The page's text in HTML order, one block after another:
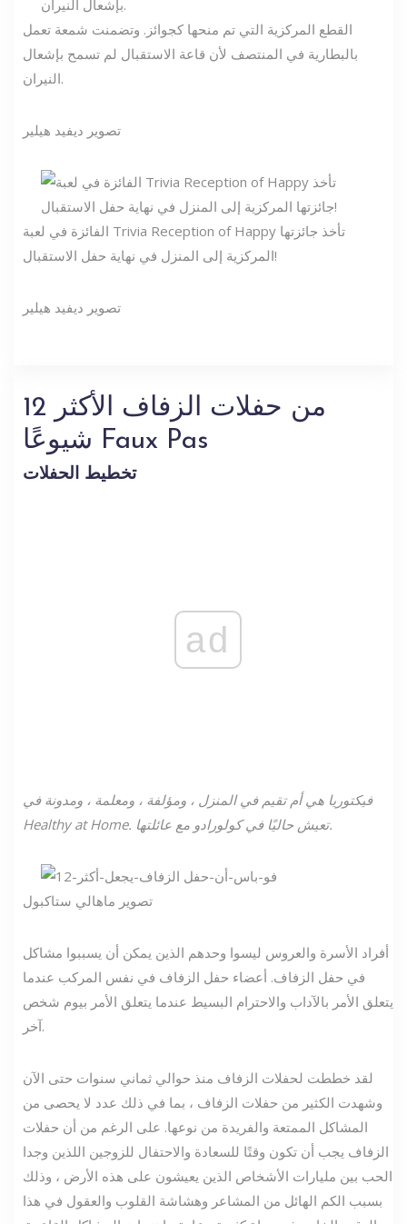
القطع المركزية التي تم منحها كجوائز. وتضمنت شمعة تعمل
بالبطارية في المنتصف لأن قاعة الاستقبال لم تسمح بإشعال
النيران.
تصوير ديفيد هيلير
الفائزة في لعبة Trivia Reception of Happy تأخذ جائزتها
المركزية إلى المنزل في نهاية حفل الاستقبال!
تصوير ديفيد هيلير
12 من حفلات الزفاف الأكثر
شيوعًا Faux Pas
تخطيط الحفلات
ad
فيكتوريا هي أم تقيم في المنزل ، ومؤلفة ، ومعلمة ، ومدونة في
Healthy at Home. تعيش حاليًا في كولورادو مع عائلتها.
تصوير ماهالي ستاكبول
أفراد الأسرة والعروس ليسوا وحدهم الذين يمكن أن يسببوا مشاكل
في حفل الزفاف. أعضاء حفل الزفاف في نفس المركب عندما
يتعلق الأمر بالآداب والاحترام البسيط عندما يتعلق الأمر بيوم شخص
آخر.
لقد خططت لحفلات الزفاف منذ حوالي ثماني سنوات حتى الآن
وشهدت الكثير من حفلات الزفاف ، بما في ذلك عدد لا يحصى من
المشاكل الممتعة والفريدة من نوعها. على الرغم من أن حفلات
الزفاف يجب أن تكون وقتًا للسعادة والاحتفال للزوجين اللذين وجدا
الحب بين مليارات الأشخاص الذين يعيشون على هذه الأرض ، وذلك
بسبب الكم الهائل من المشاعر وهشاشة القلوب والعقول في هذا